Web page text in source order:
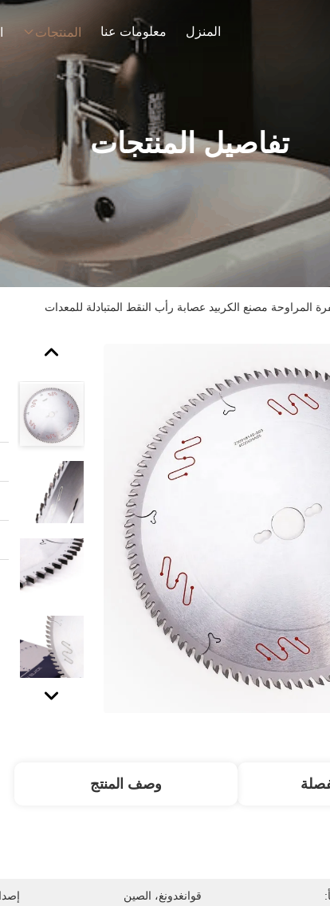
المنزل معلومات عنا المنتجات
تفاصيل المنتجات
المراوحة مصنع الكربيد عصابة رأب النقط المتبادلة للمعدات
وصف المنتج
قوانغدونغ، الصين